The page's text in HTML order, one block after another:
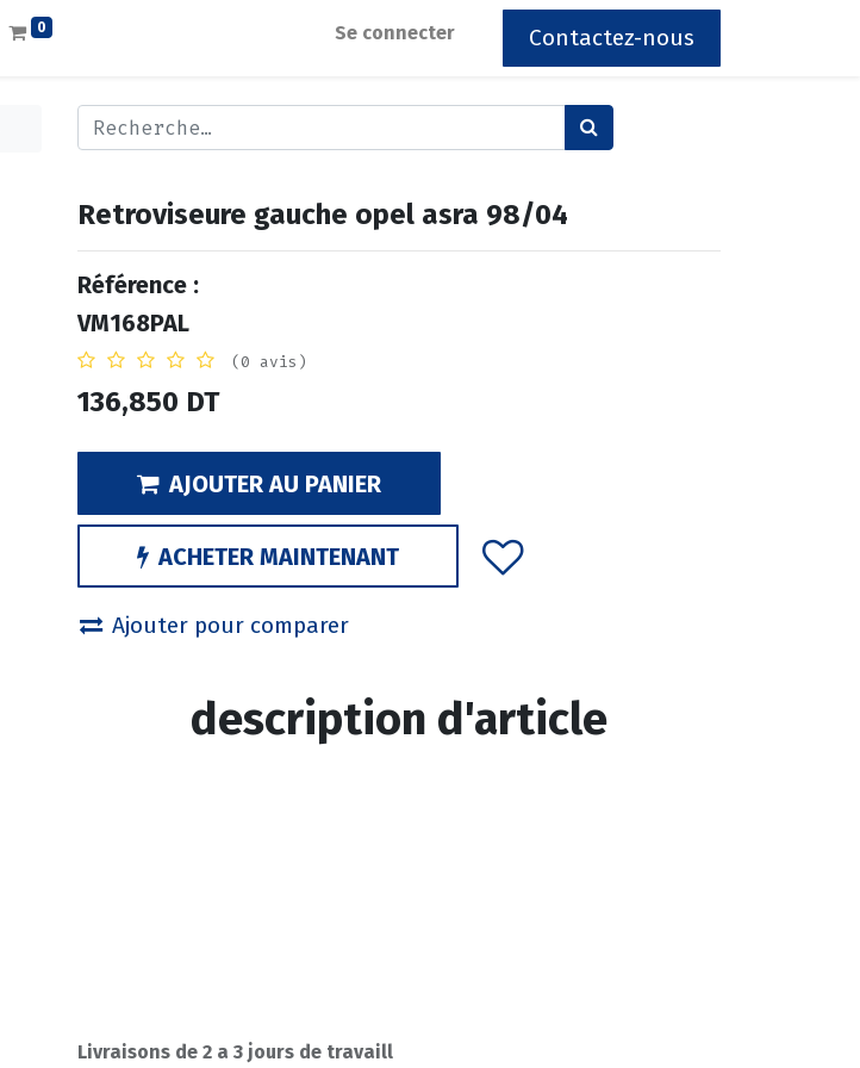
0 Se connecter Contactez-nous
Retroviseure gauche opel asra 98/04
Référence :
VM168PAL
(0 avis)
136,850 DT
AJOUTER AU PANIER
ACHETER MAINTENANT
Ajouter pour comparer
description d'article
Livraisons de 2 a 3 jours de travaill